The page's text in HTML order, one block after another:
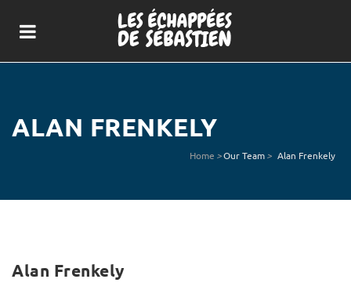
ALAN FRENKELY
Home >Our Team> Alan Frenkely
Alan Frenkely